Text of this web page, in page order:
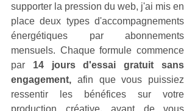
supporter la pression du web, j'ai mis en
place deux types d'accompagnements
énergétiques par abonnements
mensuels. Chaque formule commence
par 14 jours d'essai gratuit sans
engagement, afin que vous puissiez
ressentir les bénéfices sur votre
production créative, avant de vous